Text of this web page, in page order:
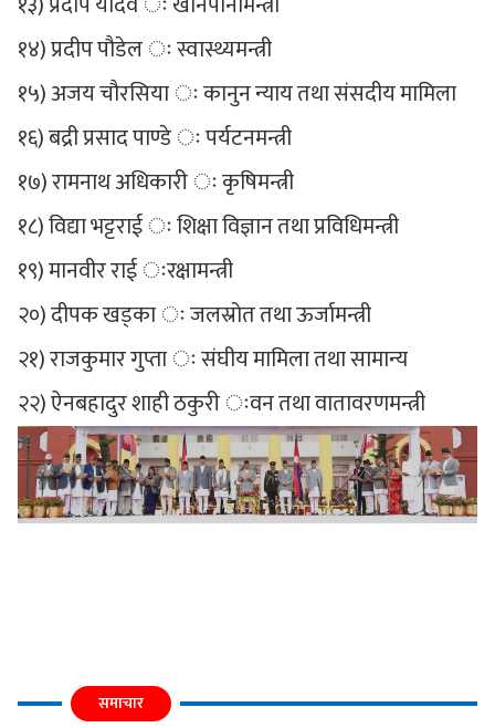
१४) प्रदीप पौडेल ः स्वास्थ्यमन्त्री
१५) अजय चौरसिया ः कानुन न्याय तथा संसदीय मामिला
१६) बद्री प्रसाद पाण्डे ः पर्यटनमन्त्री
१७) रामनाथ अधिकारी ः कृषिमन्त्री
१८) विद्या भट्टराई ः शिक्षा विज्ञान तथा प्रविधिमन्त्री
१९) मानवीर राई ःरक्षामन्त्री
२०) दीपक खड्का ः जलस्रोत तथा ऊर्जामन्त्री
२१) राजकुमार गुप्ता ः संघीय मामिला तथा सामान्य
२२) ऐनबहादुर शाही ठकुरी ःवन तथा वातावरणमन्त्री
समाचार